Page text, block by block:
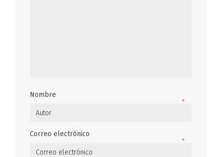
Nombre
*
Correo electrónico
*